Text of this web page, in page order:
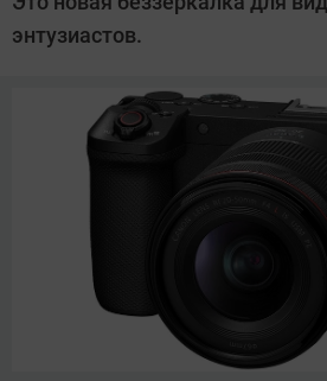
Калашников
энтузиастов.